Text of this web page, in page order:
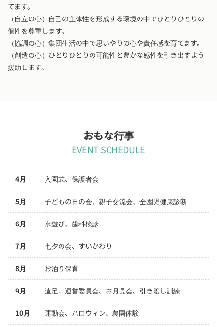
てます。
（自立の心）自己の主体性を形成する環境の中でひとりひとりの
個性を尊重します。
（協調の心）集団生活の中で思いやりの心や責任感を育てます。
（創造の心）ひとりひとりの可能性と豊かな感性を引き出すよう
援助します。
おもな行事
EVENT SCHEDULE
4月 入園式、保護者会
5月 子どもの日の会、親子交流会、全園児健康診断
6月 水遊び、歯科検診
7月 七夕の会、すいかわり
8月 お泊り保育
9月 遠足、運営委員会、お月見会、引き渡し訓練
10月 運動会、ハロウィン、農園体験